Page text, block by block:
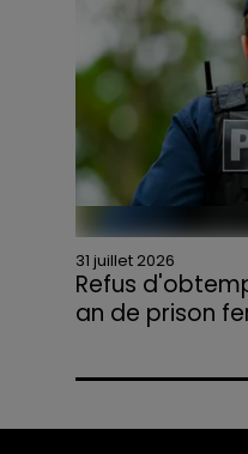
31 juillet 2026
Refus
an de prison
l'annulation de